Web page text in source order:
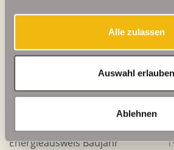
Alle zulassen
Auswahl erlauben
Ablehnen
Wesentlicher Energieträger
Energieausweis gültig bis
Energieausweis Jahrgang
Energieausweis Werteklasse
Energieausweis Baujahr